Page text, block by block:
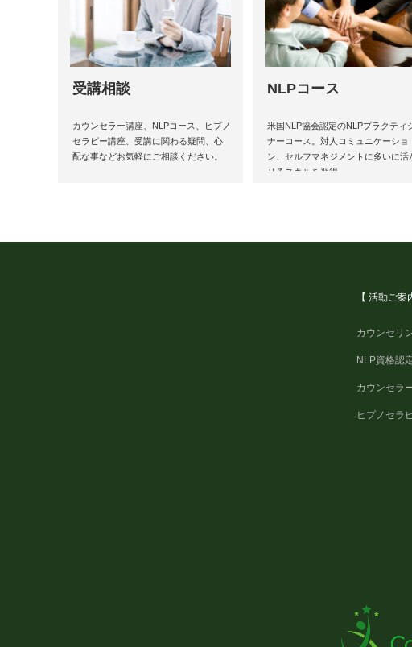
受講相談
カウンセラー講座、NLPコース、ヒプノ
セラピー講座、受講に関わる疑問、心
配な事などお気軽にご相談ください。
NLPコース
米国NLP協会認定のNLPプラクティ
ナーコース。対人コミュニケーショ
ン、セルフマネジメントに多いに活
せるスキルを習得。
【 活動ご案
カウンセリ
NLP資格認
カウンセラ
ヒプノセラ